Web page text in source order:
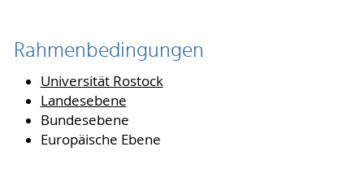
Rahmenbedingungen
Universität Rostock
Landesebene
Bundesebene
Europäische Ebene